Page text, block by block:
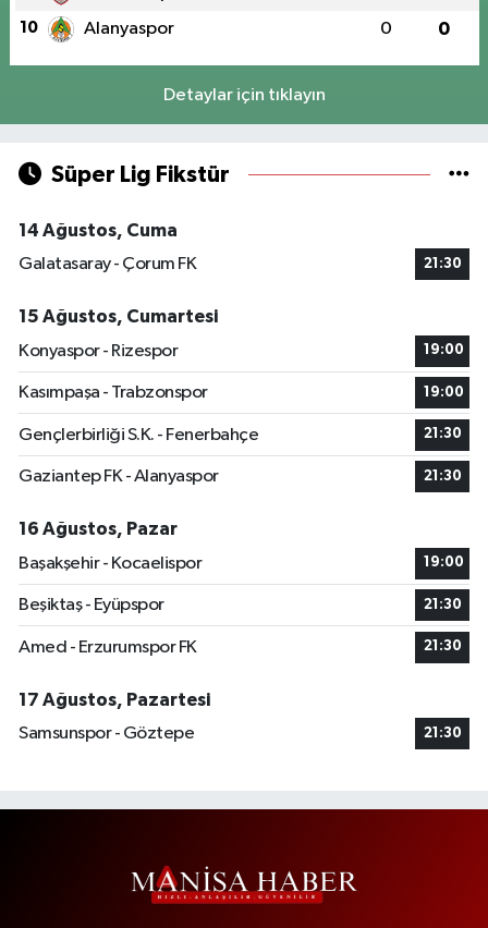
10 Alanyaspor 0 0
Detaylar için tıklayın
Süper Lig Fikstür
14 Ağustos, Cuma
Galatasaray - Çorum FK
21:30
15 Ağustos, Cumartesi
Konyaspor - Rizespor
19:00
Kasımpaşa - Trabzonspor 19:00
Gençlerbirliği S.K. - Fenerbahçe 21:30
Gaziantep FK - Alanyaspor 21:30
16 Ağustos, Pazar
Başakşehir - Kocaelispor
19:00
Beşiktaş - Eyüpspor 21:30
Amed - Erzurumspor FK 21:30
17 Ağustos, Pazartesi
Samsunspor - Göztepe
21:30